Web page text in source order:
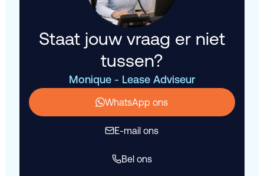
Staat jouw vraag er niet
tussen?
Monique - Lease Adviseur
WhatsApp ons
E-mail ons
Bel ons